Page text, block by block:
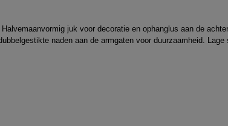
juk voor decoratie en ophanglus aan de
naden aan de armgaten voor duurzaamheid.